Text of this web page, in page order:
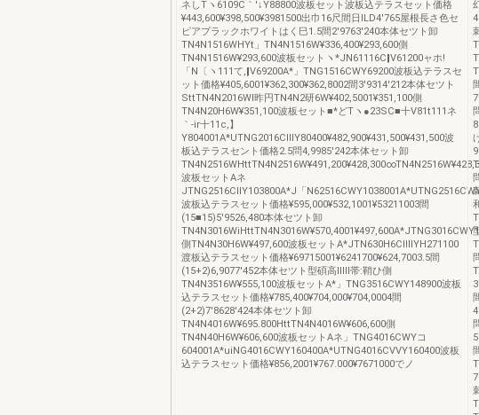
ネしTヽ6109C｀′↓Y88800波板セット波板込テラスセット価格
¥443,600¥398,500¥3981500出巾16尺間日ILD4′765屋根長さ色セ
ピアプラックホワイトはく巳1.5間2′9763′240本体セツト卸
TN4N1516WHYt」TN4N1516W¥336,400¥293,600側
TN4N1516W¥293,600波板セットヽ*JN61116C‖V61200ャホ!
「N〔ヽ111て,‖V69200A*」TNG1516CWY69200波板込テラスセ
ット価格¥405,6001¥362,300¥362,8002間3′9314′212本体セツト
SttTN4N2016WI昨円TN4N2研6W¥402,5001¥351,100側
TN4N20H6W¥351,100波板セット■*どTヽ●23SC■十V81t111ネ
｀‐ir十11c,】
Y804001A*UTNG2016ClllY80400¥482,900¥431,500¥431,500波
板込テラスセント価格2.5問4,9985′242本体セット卸
波板セットAネ
JTNG2516CllY103800A*J「
波板込テラスセット価格¥595,000¥532,1001¥53211003間
(15■15)5′9526,480本体セツト卸
側TN4N30H6W¥497,600波板セットA*JTN630H6CllllYH271100
渡板込テラスセット価格¥69715001¥6241700¥624,7003.5間
(15+2)6,9077′452本体セツト型碩高IⅢl帯:鞘ひ側
TN4N3516W¥555,100波板セットA*」TNG3516CWY148900波板
込テラスセット価格¥785,400¥704,000¥704,0004間
(2+2)7′8628′424本体セツト卸
TN4N4016W¥695.800HttTN4N4016W¥606,600側
TN4N40H6W¥606,600波板セットAネ」TNG4016CWYコ
604001A*uiNG4016CWY160400A*UTNG4016CVVY160400波板
込テラスセット価格¥856,2001¥767.000¥7671000でノ